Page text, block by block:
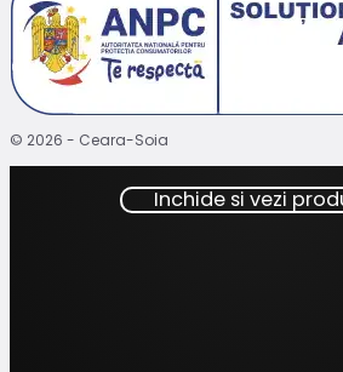
© 2026 - Ceara-Soia
Inchide si vezi